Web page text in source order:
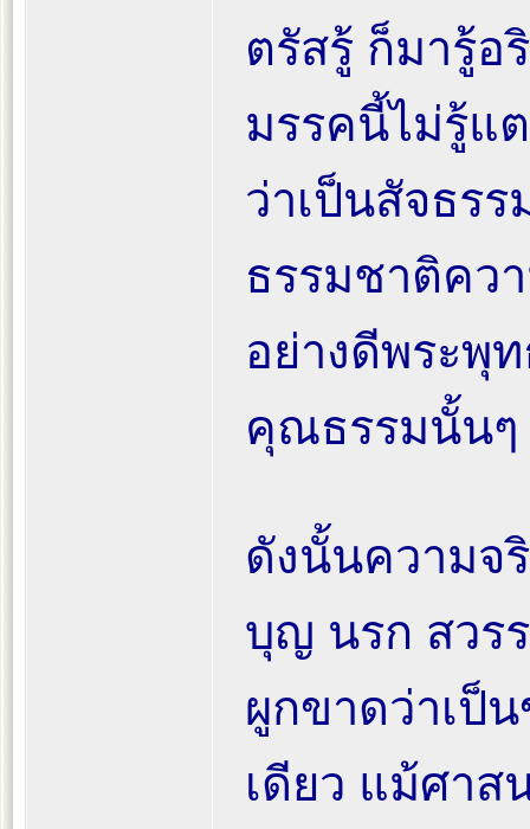
ตรัสรู้ ก็มารู้อ
มรรคนี้ไม่รู้แ
ว่าเป็นสัจธร
ธรรมชาติคว
อย่างดีพระพุ
คุณธรรมนั้นๆ
ดังนั้นความจ
บุญ นรก สวร
ผูกขาดว่าเป็
เดียว แม้ศาส